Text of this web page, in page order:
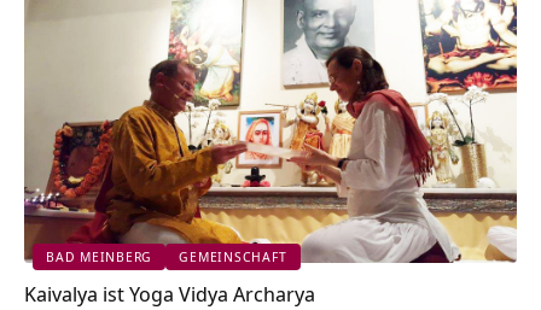
BAD MEINBERG GEMEINSCHAFT
Kaivalya ist Yoga Vidya Archarya